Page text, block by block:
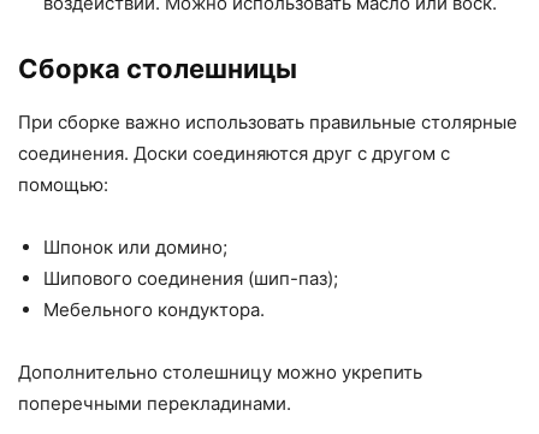
Сборка столешницы
При сборке важно использовать правильные столярные
соединения. Доски соединяются друг с другом с
помощью:
Шпонок или домино;
Шипового соединения (шип-паз);
Мебельного кондуктора.
Дополнительно столешницу можно укрепить
поперечными перекладинами.